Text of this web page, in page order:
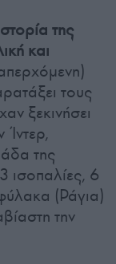
της
και
τους
ξεκινήσει
Ίντερ,
της
ισοπαλίες, 6
(Ράγια)
την